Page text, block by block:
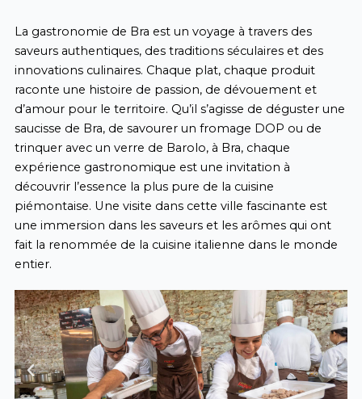
La gastronomie de Bra est un voyage à travers des
saveurs authentiques, des traditions séculaires et des
innovations culinaires. Chaque plat, chaque produit
raconte une histoire de passion, de dévouement et
d’amour pour le territoire. Qu’il s’agisse de déguster une
saucisse de Bra, de savourer un fromage DOP ou de
trinquer avec un verre de Barolo, à Bra, chaque
expérience gastronomique est une invitation à
découvrir l’essence la plus pure de la cuisine
piémontaise. Une visite dans cette ville fascinante est
une immersion dans les saveurs et les arômes qui ont
fait la renommée de la cuisine italienne dans le monde
entier.
Previous Next